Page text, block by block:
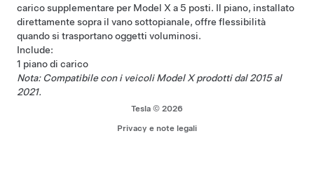
carico supplementare per Model X a 5 posti. Il piano, installato
direttamente sopra il vano sottopianale, offre flessibilità
quando si trasportano oggetti voluminosi.
Include:
1 piano di carico
Nota: Compatibile con i veicoli Model X prodotti dal 2015 al
2021.
Tesla © 2026
Privacy e note legali